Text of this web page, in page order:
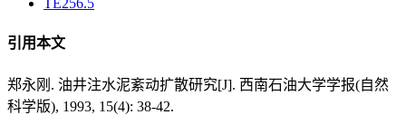
TE256.5
引用本文
郑永刚. 油井注水泥紊动扩散研究[J]. 西南石油大学学报(自然
科学版), 1993, 15(4): 38-42.